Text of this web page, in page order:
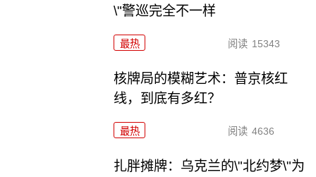
\"警巡完全不一样
最热 阅读 15343
核牌局的模糊艺术：普京核红
线，到底有多红？
最热 阅读 4636
扎胖摊牌：乌克兰的\"北约梦\"为